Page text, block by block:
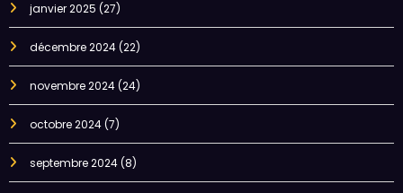
janvier 2025 (27)
décembre 2024(22)
novembre 2024(24)
octobre 2024(7)
septembre 2024(8)